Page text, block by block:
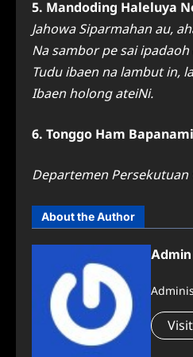
5. Mandoding Haleluya
Jahowa Siparmahan au,
Na sambor pe sai
Tudu ibaen na lambut in,
Ibaen holong ateiNi.
6. Tonggo Ham
Departemen Persekutuan
About the Author
Admin